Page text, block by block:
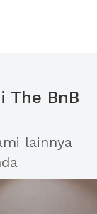
The BnB
lainnya